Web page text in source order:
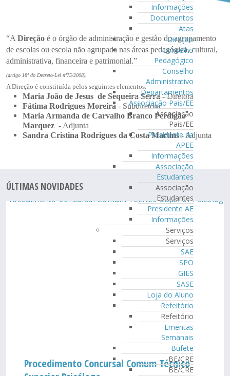
Informações
Documentos
Atas
Direção
Conselho
Pedagógico
Conselho
Administrativo
Departamentos
Associação Pais/EE
Associação
Pais/EE
Presidente da
APEE
Informações
Associação
Estudantes
Associação
Estudantes
Presidente AE
Informações
Serviços
Serviços
SAE
SPO
GIES
SASE
Loja do Aluno
Refeitório
Refeitório
Ementas
Semanais
Bufete
BE/CRE
BE/CRE
“A Direção é o órgão de administração e gestão do agrupamento
de escolas ou escola não agrupada nas áreas pedagógica, cultural,
administrativa, financeira e patrimonial.”
(artigo 18º do Decreto-Lei nº75/2008).
A Direção é constituída pelos seguintes elementos:
Maria João de Jesus de Sequeira Serra- Diretora
Fátima Rodrigues Moreira - Subdiretora
Maria Armanda de Carvalho Branco Perdigão
Marquez - Adjunta
Sandra Cristina Rodrigues da Costa Martins- Adjunta
ÚLTIMAS NOVIDADES
Procedimento Concursal Comum Técnico